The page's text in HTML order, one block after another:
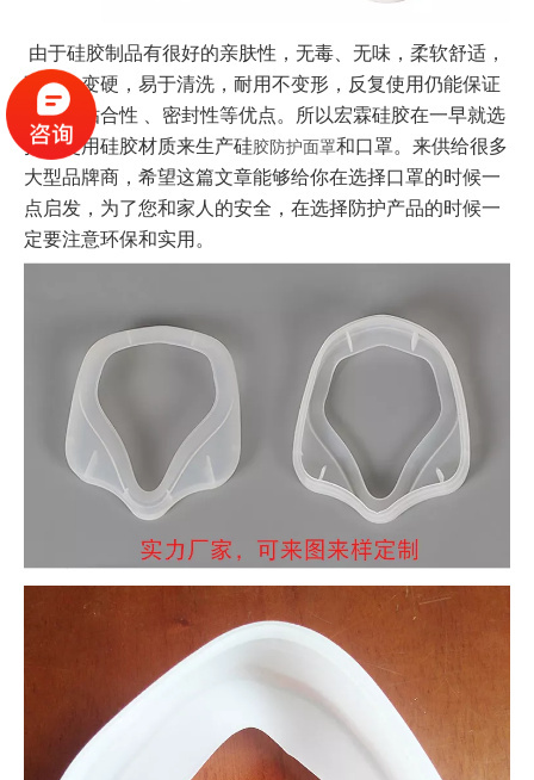
由于硅胶制品有很好的亲肤性，无毒、无味，柔软舒适，
不老化变硬，易于清洗，耐用不变形，反复使用仍能保证
良好的贴合性
、密封性等优点。
所以宏霖硅胶在一早就选
择了使用硅胶材质来生产硅胶防护面罩和口罩。来供给很多
大型品牌商，希望这篇文章能够给你在选择口罩的时候一
点启发，为了您和家人的安全，在选择防护产品的时候一
定要注意环保和实用。